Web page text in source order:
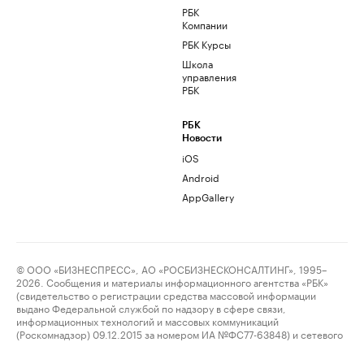
РБК
Компании
РБК Курсы
Школа
управления
РБК
РБК
Новости
iOS
Android
AppGallery
© ООО «БИЗНЕСПРЕСС», АО «РОСБИЗНЕСКОНСАЛТИНГ», 1995–
2026. Сообщения и материалы информационного агентства «РБК»
(свидетельство о регистрации средства массовой информации
выдано Федеральной службой по надзору в сфере связи,
информационных технологий и массовых коммуникаций
(Роскомнадзор) 09.12.2015 за номером ИА №ФС77-63848) и сетевого